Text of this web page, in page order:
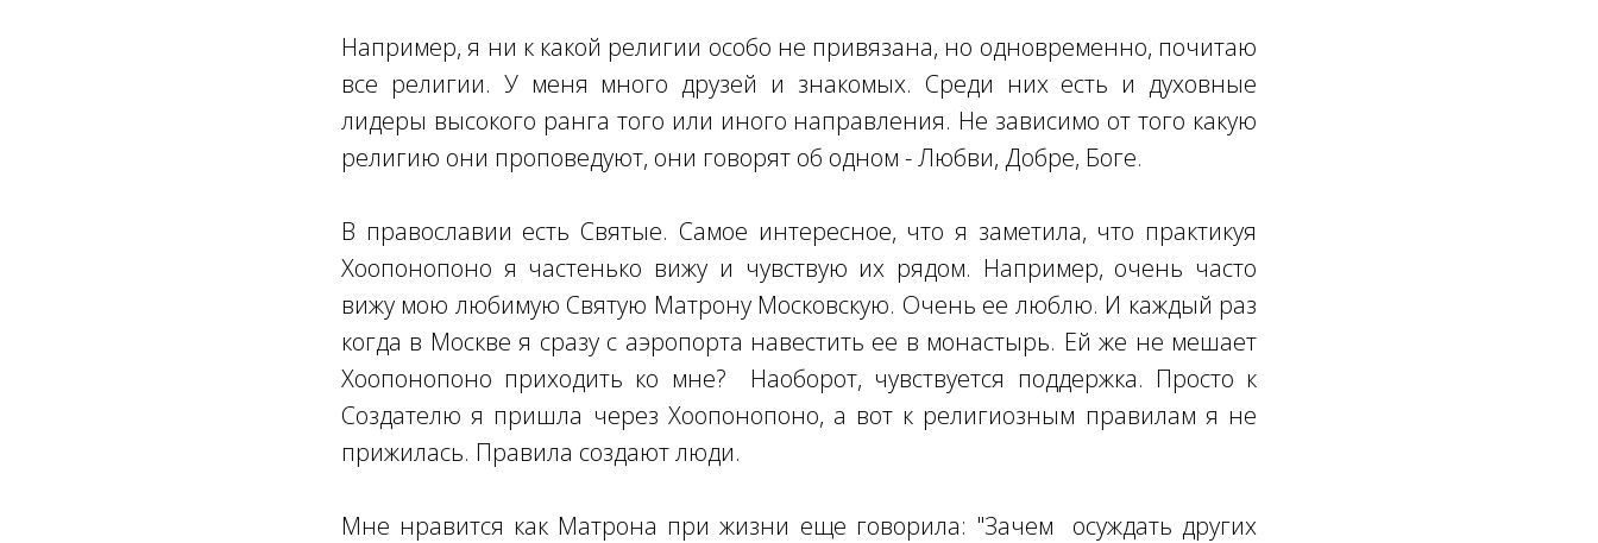
Например, я ни к какой религии особо не привязана, но одновременно, почитаю
все религии. У меня много друзей и знакомых. Среди них есть и духовные
лидеры высокого ранга того или иного направления. Не зависимо от того какую
религию они проповедуют, они говорят об одном - Любви, Добре, Боге.
В православии есть Святые. Самое интересное, что я заметила, что практикуя
Хоопонопоно я частенько вижу и чувствую их рядом. Например, очень часто
вижу мою любимую Святую Матрону Московскую. Очень ее люблю. И каждый раз
когда в Москве я сразу с аэропорта навестить ее в монастырь. Ей же не мешает
Хоопонопоно приходить ко мне? Наоборот, чувствуется поддержка. Просто к
Создателю я пришла через Хоопонопоно, а вот к религиозным правилам я не
прижилась. Правила создают люди.
Мне нравится как Матрона при жизни еще говорила: "Зачем осуждать других